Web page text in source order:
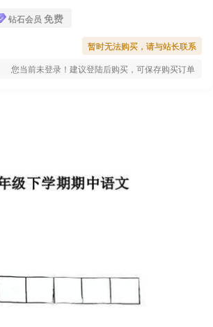
钻石会员 免费
暂时无法购买，请与站长联系
您当前未登录！建议登陆后购买，可保存购买订单